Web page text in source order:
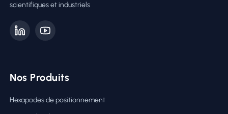
scientifiques et industriels
Nos Produits
Hexapodes de positionnement